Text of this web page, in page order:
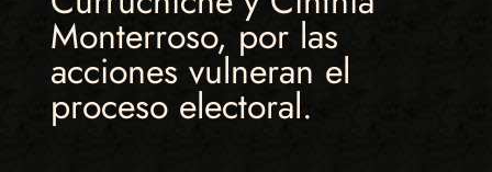
Monterroso, por las
acciones vulneran el
proceso electoral.